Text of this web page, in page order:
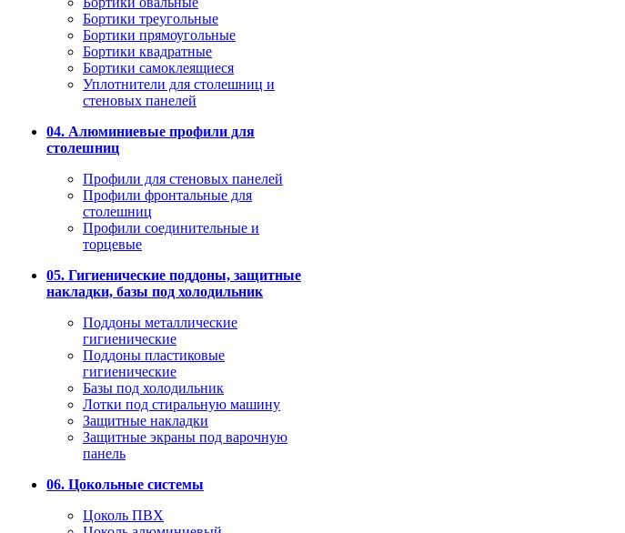
Бортики треугольные
Бортики прямоугольные
Бортики квадратные
Бортики самоклеящиеся
Уплотнители для столешниц и
стеновых панелей
04. Алюминиевые профили для
столешниц
Профили для стеновых панелей
Профили фронтальные для
столешниц
Профили соединительные и
торцевые
05. Гигиенические поддоны, защитные
накладки, базы под холодильник
Поддоны металлические
гигиенические
Поддоны пластиковые
гигиенические
Базы под холодильник
Лотки под стиральную машину
Защитные накладки
Защитные экраны под варочную
панель
06. Цокольные системы
Цоколь ПВХ